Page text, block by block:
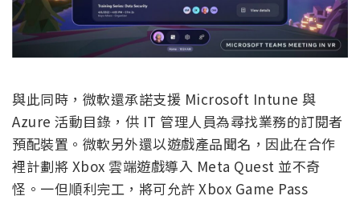
與此同時，微軟還承諾支援 Microsoft Intune 與
Azure 活動目錄，供 IT 管理人員為尋找業務的訂閱者
預配裝置。微軟另外還以遊戲產品聞名，因此在合作
裡計劃將 Xbox 雲端遊戲導入 Meta Quest 並不奇
怪。一但順利完工，將可允許 Xbox Game Pass